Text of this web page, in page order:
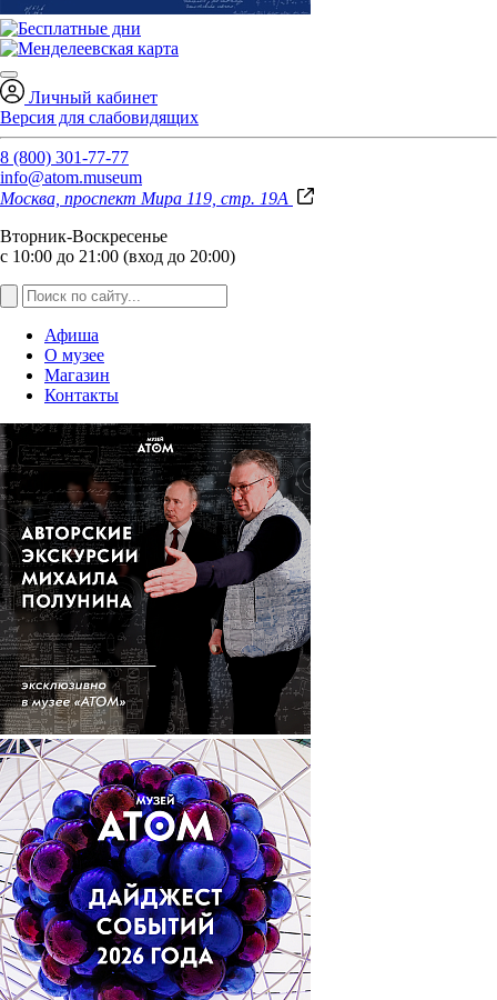
Личный кабинет
Версия для слабовидящих
8 (800) 301-77-77
info@atom.museum
Москва, проспект Мира 119, стр. 19А
Вторник-Воскресенье
с 10:00 до 21:00 (вход до 20:00)
Афиша
О музее
Магазин
Контакты